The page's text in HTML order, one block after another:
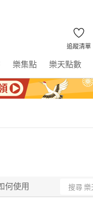
追蹤清單
樂集點 樂天點數
何使用